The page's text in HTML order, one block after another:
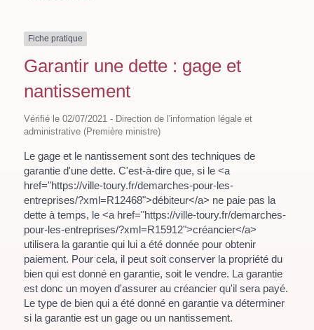
Fiche pratique
Garantir une dette : gage et
nantissement
Vérifié le 02/07/2021 - Direction de l'information légale et
administrative (Première ministre)
Le gage et le nantissement sont des techniques de
garantie d'une dette. C'est-à-dire que, si le <a
href="https://ville-toury.fr/demarches-pour-les-
entreprises/?xml=R12468">débiteur</a> ne paie pas la
dette à temps, le <a href="https://ville-toury.fr/demarches-
pour-les-entreprises/?xml=R15912">créancier</a>
utilisera la garantie qui lui a été donnée pour obtenir
paiement. Pour cela, il peut soit conserver la propriété du
bien qui est donné en garantie, soit le vendre. La garantie
est donc un moyen d'assurer au créancier qu'il sera payé.
Le type de bien qui a été donné en garantie va déterminer
si la garantie est un gage ou un nantissement.